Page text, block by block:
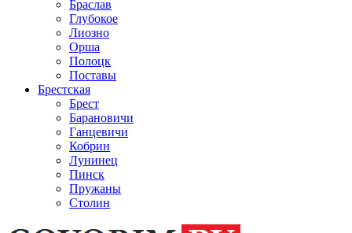
Браслав
Глубокое
Лиозно
Орша
Полоцк
Поставы
Брестская
Брест
Барановичи
Ганцевичи
Кобрин
Лунинец
Пинск
Пружаны
Столин